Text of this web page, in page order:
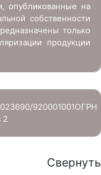
опубликованные на
собственности
только
продукции
920001001ОГРН
2
Свернуть